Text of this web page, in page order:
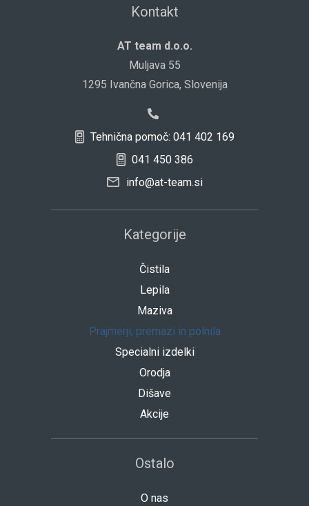
Kontakt
AT team d.o.o.
Muljava 55
1295 Ivančna Gorica, Slovenija
Tehnična pomoč: 041 402 169
041 450 386
info@at-team.si
Kategorije
Čistila
Lepila
Maziva
Prajmerji, premazi in polnila
Specialni izdelki
Orodja
Dišave
Akcije
Ostalo
O nas